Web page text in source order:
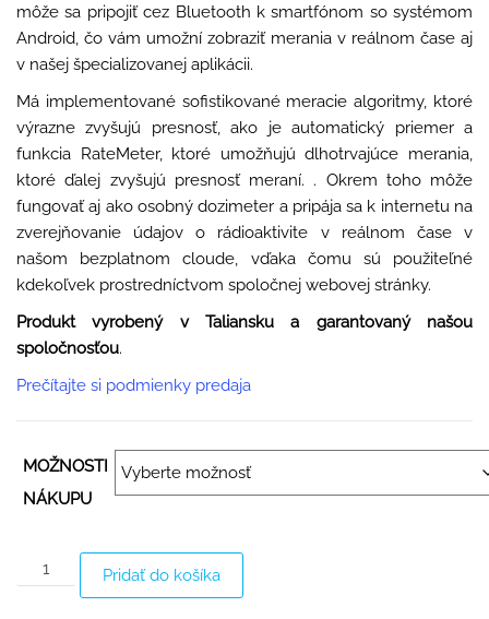
môže sa pripojiť cez Bluetooth k smartfónom so systémom
Android, čo vám umožní zobraziť merania v reálnom čase aj
v našej špecializovanej aplikácii.
Má implementované sofistikované meracie algoritmy, ktoré
výrazne zvyšujú presnosť, ako je automatický priemer a
funkcia RateMeter, ktoré umožňujú dlhotrvajúce merania,
ktoré ďalej zvyšujú presnosť meraní. . Okrem toho môže
fungovať aj ako osobný dozimeter a pripája sa k internetu na
zverejňovanie údajov o rádioaktivite v reálnom čase v
našom bezplatnom cloude, vďaka čomu sú použiteľné
kdekoľvek prostredníctvom spoločnej webovej stránky.
Produkt vyrobený v Taliansku a garantovaný našou
spoločnosťou.
Prečítajte si podmienky predaja
MOŽNOSTI
NÁKUPU
Pridať do košíka